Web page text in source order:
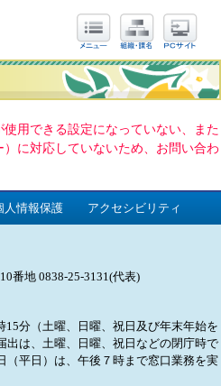
用できる設定になっていない、また
に対応していないため、お問い合わ
人情報保護 アクセシビリティ
番地 0838-25-3131(代表)
15分（土曜、日曜、祝日及び年末年始を
は、土曜、日曜、祝日などの閉庁時で
（平日）は、午後７時まで窓口業務を実